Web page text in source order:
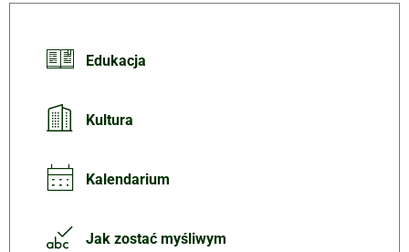
Edukacja
Kultura
Kalendarium
Jak zostać myśliwym